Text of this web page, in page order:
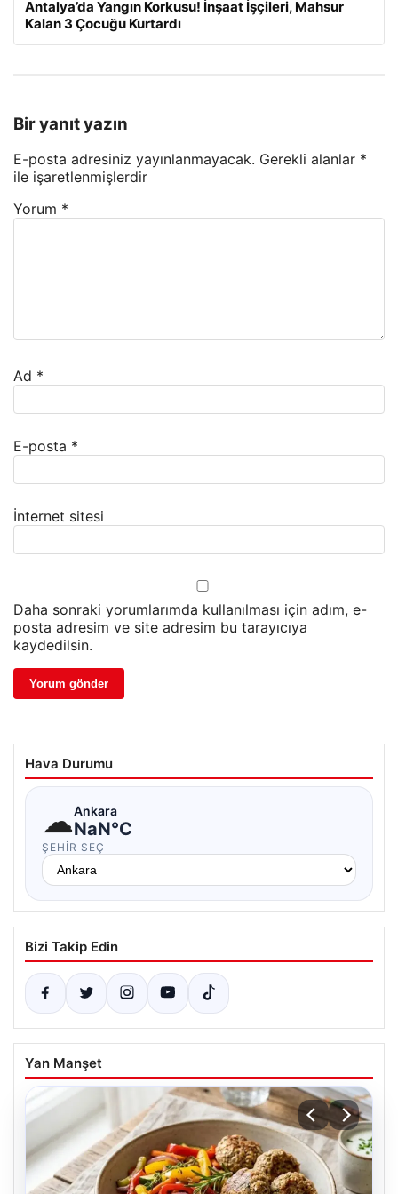
Antalya’da Yangın Korkusu! İnşaat İşçileri, Mahsur
Kalan 3 Çocuğu Kurtardı
Bir yanıt yazın
E-posta adresiniz yayınlanmayacak. Gerekli alanlar *
ile işaretlenmişlerdir
Yorum *
Ad *
E-posta *
İnternet sitesi
Daha sonraki yorumlarımda kullanılması için adım, e-
posta adresim ve site adresim bu tarayıcıya
kaydedilsin.
Hava Durumu
☁Ankara
NaN°C
ŞEHIR SEÇ
Bizi Takip Edin
Yan Manşet